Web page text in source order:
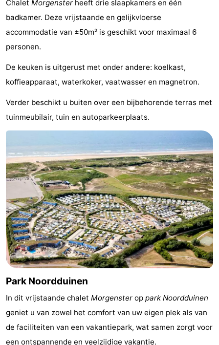
Noordduinen
Duinrell
Last
Zien
&
doen
Bezienswaardigheden
-
Monumenten
-
Uitkijkpunten
Attracties
-
Rondvaarten
-
Speeltuinen
-
Binnenspeeltuinen
-
Experiences
Wellness
centra
Dorpen
&
Natuur
Chalet Morgenster heeft drie slaapkamers en één
badkamer. Deze vrijstaande en gelijkvloerse
accommodatie van ±50m² is geschikt voor maximaal 6
personen.
De keuken is uitgerust met onder andere: koelkast,
koffieapparaat, waterkoker, vaatwasser en magnetron.
Verder beschikt u buiten over een bijbehorende terras met
tuinmeubilair, tuin en autoparkeerplaats.
Park Noordduinen
In dit vrijstaande chalet Morgenster op park Noordduinen
geniet u van zowel het comfort van uw eigen plek als van
de faciliteiten van een vakantiepark, wat samen zorgt voor
een ontspannende en veelzijdige vakantie.